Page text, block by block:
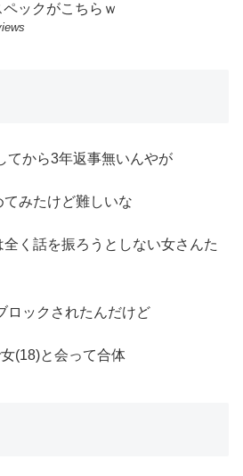
ペックがこちらｗ
てから3年返事無いんやが
みたけど難しいな
く話を振ろうとしない女さんた
ロックされたんだけど
(18)と会って合体